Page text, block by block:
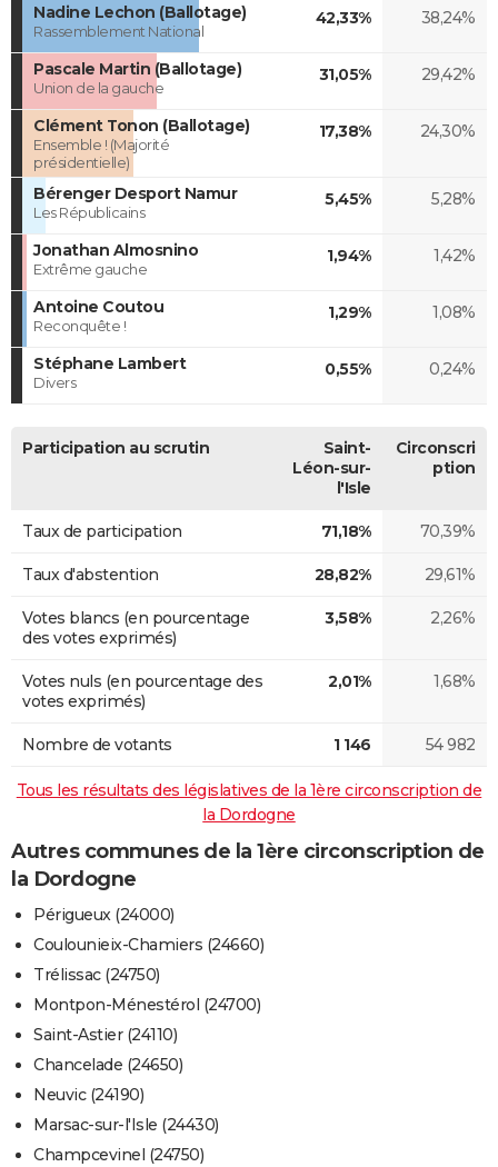
Nadine Lechon (Ballotage)
Rassemblement National
42,33% 38,24%
Pascale Martin (Ballotage)
Union de la gauche
31,05% 29,42%
Clément Tonon (Ballotage)
Ensemble ! (Majorité
présidentielle)
17,38% 24,30%
Bérenger Desport Namur
Les Républicains
5,45% 5,28%
Jonathan Almosnino
Extrême gauche
1,94% 1,42%
Antoine Coutou
Reconquête !
1,29% 1,08%
Stéphane Lambert
Divers
0,55% 0,24%
Participation au scrutin
Saint-
Léon-sur-
l'Isle
Circonscri
ption
Taux de participation 71,18% 70,39%
Taux d'abstention 28,82% 29,61%
Votes blancs (en pourcentage
des votes exprimés)
3,58% 2,26%
Votes nuls (en pourcentage des
votes exprimés)
2,01% 1,68%
Nombre de votants 1 146 54 982
Tous les résultats des législatives de la 1ère circonscription de
la Dordogne
Autres communes de la 1ère circonscription de
la Dordogne
Périgueux (24000)
Coulounieix-Chamiers (24660)
Trélissac (24750)
Montpon-Ménestérol (24700)
Saint-Astier (24110)
Chancelade (24650)
Neuvic (24190)
Marsac-sur-l'Isle (24430)
Champcevinel (24750)